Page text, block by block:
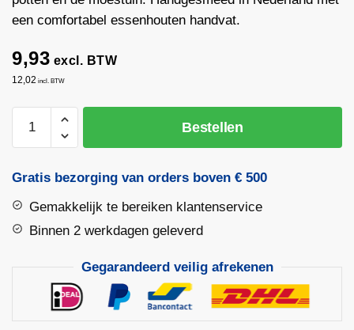
een comfortabel essenhouten handvat.
9,93 excl. BTW
12,02 incl. BTW
3
aantal
Bestellen
Gratis bezorging van orders boven € 500
Gemakkelijk te bereiken klantenservice
Binnen 2 werkdagen geleverd
Gegarandeerd veilig afrekenen